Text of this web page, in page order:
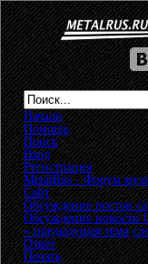
Начало
Помощь
Поиск
Вход
Регистрация
MetalRus - Форум
Сайт»
Обсуждение постов
Обсуждение новости
« предыдущая тема
Ответ
Печать